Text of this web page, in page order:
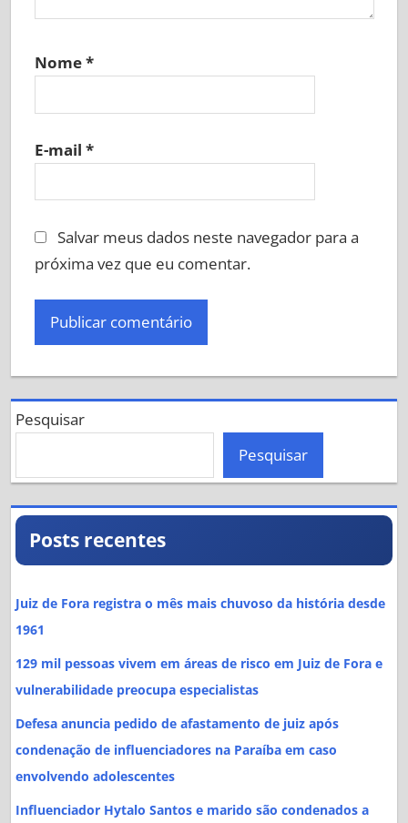
Nome*
E-mail *
Salvar meus dados neste navegador para a
próxima vez que eu comentar.
Pesquisar
Pesquisar
Posts recentes
Juiz de Fora registra o mês mais chuvoso da história desde
1961
129 mil pessoas vivem em áreas de risco em Juiz de Fora e
vulnerabilidade preocupa especialistas
Defesa anuncia pedido de afastamento de juiz após
condenação de influenciadores na Paraíba em caso
envolvendo adolescentes
Influenciador Hytalo Santos e marido são condenados a